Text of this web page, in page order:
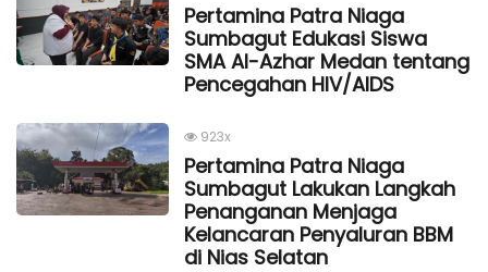
Pertamina Patra Niaga
Sumbagut Edukasi Siswa
SMA Al-Azhar Medan tentang
Pencegahan HIV/AIDS
923x
Pertamina Patra Niaga
Sumbagut Lakukan Langkah
Penanganan Menjaga
Kelancaran Penyaluran BBM
di Nias Selatan